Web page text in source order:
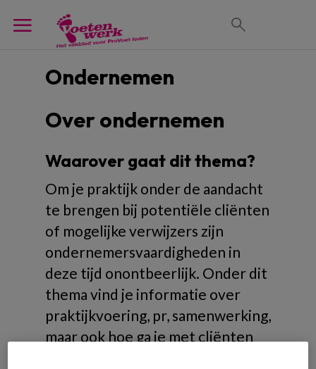
Ondernemen
Over ondernemen
Waarover gaat dit thema?
Om je praktijk onder de aandacht
te brengen bij potentiële cliënten
of mogelijke verwijzers zijn
ondernemersvaardigheden in
deze tijd onontbeerlijk. Onder dit
thema vind je informatie over
praktijkvoering, pr, samenwerking,
maar ook hoe ga je met cliënten